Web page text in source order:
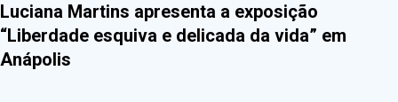
Luciana Martins apresenta a exposição
“Liberdade esquiva e delicada da vida” em
Anápolis